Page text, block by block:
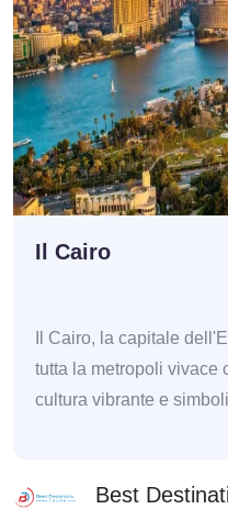
Il Cairo
Il Cairo, la capitale
tutta la metropoli vivace
cultura vibrante e
Best